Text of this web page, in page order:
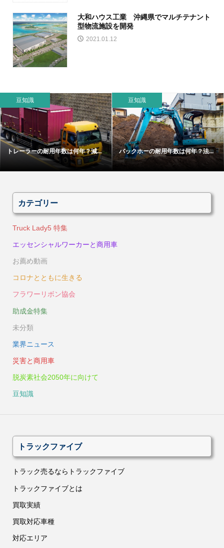
大和ハウス工業 沖縄県でマルチテナント
型物流施設を開発
2021.01.12
豆知識
トレーラーの耐用年数は何年？減...
豆知識
バックホーの耐用年数は何年？法...
カテゴリー
Truck Lady5 特集
エッセンシャルワーカーと商用車
お薦め動画
コロナとともに生きる
フラワーリボン協会
助成金特集
未分類
業界ニュース
災害と商用車
脱炭素社会2050年に向けて
豆知識
トラックファイブ
トラック売るならトラックファイブ
トラックファイブとは
買取実績
買取対応車種
対応エリア